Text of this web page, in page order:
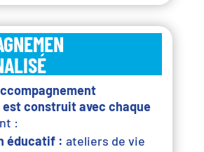
construit avec chaque
:
éducatif : ateliers de vie